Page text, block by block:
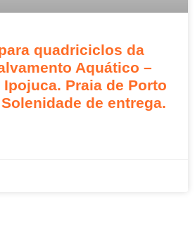
quadriciclos da
Aquático –
Praia de Porto
de entrega.